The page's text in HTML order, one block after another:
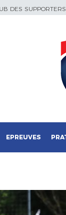
DES SUPPORTERS
EPREUVES